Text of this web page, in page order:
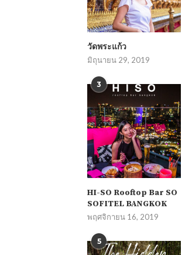
วัดพระแก้ว
มิถุนายน 29, 2019
3
HI-SO Rooftop Bar SO
SOFITEL BANGKOK
พฤศจิกายน 16, 2019
5